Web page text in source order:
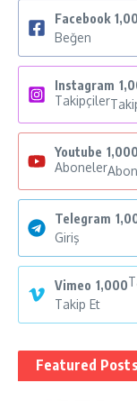
Facebook
Beğen
Instagram
Takipçiler
Youtube 1,000
Aboneler
Telegram
Giriş
Vimeo 1,000
Takip Et
Featured Posts